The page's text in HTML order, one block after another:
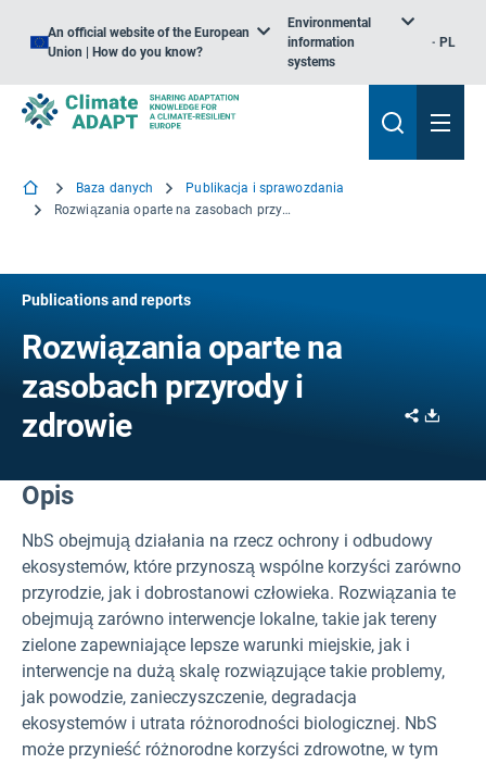
An official website of the European
Union | How do you know?
Environmental
information
systems
PL
Baza danych
Publikacja i sprawozdania
Rozwiązania oparte na zasobach przyrody i zdrowie
Publications and reports
Rozwiązania oparte na
zasobach przyrody i
zdrowie
Share
Opis
NbS obejmują działania na rzecz ochrony i odbudowy
ekosystemów, które przynoszą wspólne korzyści zarówno
przyrodzie, jak i dobrostanowi człowieka. Rozwiązania te
obejmują zarówno interwencje lokalne, takie jak tereny
zielone zapewniające lepsze warunki miejskie, jak i
interwencje na dużą skalę rozwiązujące takie problemy,
jak powodzie, zanieczyszczenie, degradacja
ekosystemów i utrata różnorodności biologicznej. NbS
może przynieść różnorodne korzyści zdrowotne, w tym